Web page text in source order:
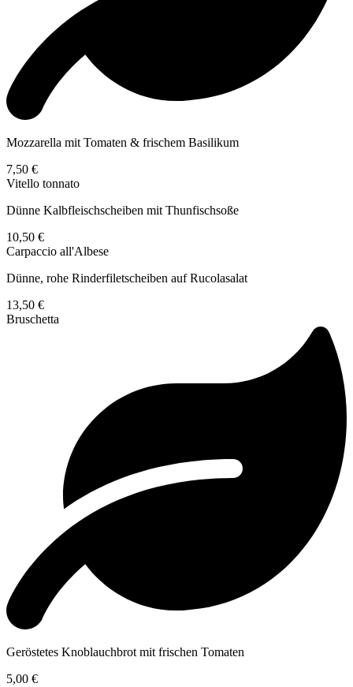
Mozzarella mit Tomaten & frischem Basilikum
7,50 €
Vitello tonnato
Dünne Kalbfleischscheiben mit Thunfischsoße
10,50 €
Carpaccio all'Albese
Dünne, rohe Rinderfiletscheiben auf Rucolasalat
13,50 €
Bruschetta
Geröstetes Knoblauchbrot mit frischen Tomaten
5,00 €